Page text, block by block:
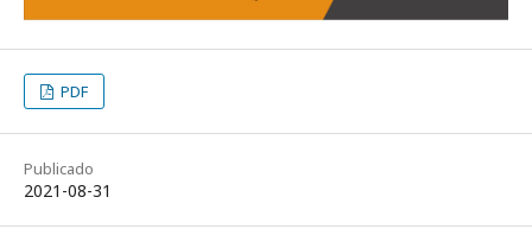
PDF
Publicado
2021-08-31